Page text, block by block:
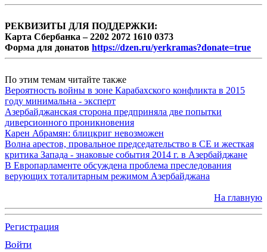
РЕКВИЗИТЫ ДЛЯ ПОДДЕРЖКИ:
Карта Сбербанка – 2202 2072 1610 0373
Форма для донатов https://dzen.ru/yerkramas?donate=true
По этим темам читайте также
Вероятность войны в зоне Карабахского конфликта в 2015
году минимальна - эксперт
Азербайджанская сторона предприняла две попытки
диверсионного проникновения
Карен Абрамян: блицкриг невозможен
Волна арестов, провальное председательство в СЕ и жесткая
критика Запада - знаковые события 2014 г. в Азербайджане
В Европарламенте обсуждена проблема преследования
верующих тоталитарным режимом Азербайджана
На главную
Регистрация
Войти